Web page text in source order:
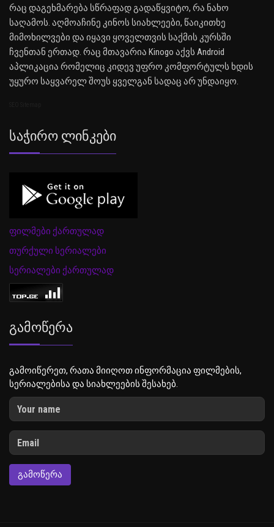
რაც დაგეხმარება სწრაფად გადაწყვიტო, რა ნახო
საღამოს. აღმოაჩინე კინოს სიახლეები, წაიკითხე
მიმოხილვები და იყავი ყოველთვის საქმის კურსში
ჩვენთან ერთად. რაც მთავარია Kinogo აქვს Android
აპლიკაცია რომელიც კიდევ უფრო კომფორტულს ხდის
უყურო საყვარელ შოუს ყველგან სადაც არ უნდაიყო.
Საჭირო Ლინკები
ფილმები ქართულად
თურქული სერიალები
სერიალები ქართულად
Გამოწერა
გამოიწერეთ, რათა მიიღოთ ინფორმაცია ფილმების,
სერიალებისა და სიახლეების შესახებ.
ᲒᲐᲛᲝᲬᲔᲠᲐ